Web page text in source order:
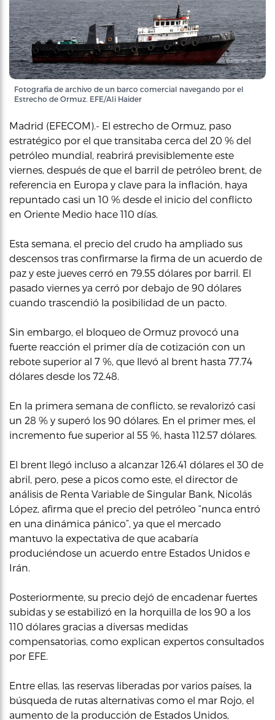
Fotografía de archivo de un barco comercial navegando por el
Estrecho de Ormuz. EFE/Ali Haider
Madrid (EFECOM).- El estrecho de Ormuz, paso
estratégico por el que transitaba cerca del 20 % del
petróleo mundial, reabrirá previsiblemente este
viernes, después de que el barril de petróleo brent, de
referencia en Europa y clave para la inflación, haya
repuntado casi un 10 % desde el inicio del conflicto
en Oriente Medio hace 110 días.
Esta semana, el precio del crudo ha ampliado sus
descensos tras confirmarse la firma de un acuerdo de
paz y este jueves cerró en 79.55 dólares por barril. El
pasado viernes ya cerró por debajo de 90 dólares
cuando trascendió la posibilidad de un pacto.
Sin embargo, el bloqueo de Ormuz provocó una
fuerte reacción el primer día de cotización con un
rebote superior al 7 %, que llevó al brent hasta 77.74
dólares desde los 72.48.
En la primera semana de conflicto, se revalorizó casi
un 28 % y superó los 90 dólares. En el primer mes, el
incremento fue superior al 55 %, hasta 112.57 dólares.
El brent llegó incluso a alcanzar 126.41 dólares el 30 de
abril, pero, pese a picos como este, el director de
análisis de Renta Variable de Singular Bank, Nicolás
López, afirma que el precio del petróleo “nunca entró
en una dinámica pánico”, ya que el mercado
mantuvo la expectativa de que acabaría
produciéndose un acuerdo entre Estados Unidos e
Irán.
Posteriormente, su precio dejó de encadenar fuertes
subidas y se estabilizó en la horquilla de los 90 a los
110 dólares gracias a diversas medidas
compensatorias, como explican expertos consultados
por EFE.
Entre ellas, las reservas liberadas por varios países, la
búsqueda de rutas alternativas como el mar Rojo, el
aumento de la producción de Estados Unidos,